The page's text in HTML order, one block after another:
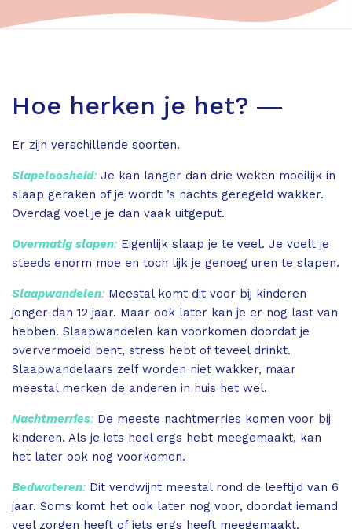
Hoe herken je het? ―
Er zijn verschillende soorten.
Slapeloosheid: Je kan langer dan drie weken moeilijk in
slaap geraken of je wordt ’s nachts geregeld wakker.
Overdag voel je je dan vaak uitgeput.
Overmatig slapen: Eigenlijk slaap je te veel. Je voelt je
steeds enorm moe en toch lijk je genoeg uren te slapen.
Slaapwandelen: Meestal komt dit voor bij kinderen
jonger dan 12 jaar. Maar ook later kan je er nog last van
hebben. Slaapwandelen kan voorkomen doordat je
oververmoeid bent, stress hebt of teveel drinkt.
Slaapwandelaars zelf worden niet wakker, maar
meestal merken de anderen in huis het wel.
Nachtmerries: De meeste nachtmerries komen voor bij
kinderen. Als je iets heel ergs hebt meegemaakt, kan
het later ook nog voorkomen.
Bedwateren: Dit verdwijnt meestal rond de leeftijd van 6
jaar. Soms komt het ook later nog voor, doordat iemand
veel zorgen heeft of iets ergs heeft meegemaakt.